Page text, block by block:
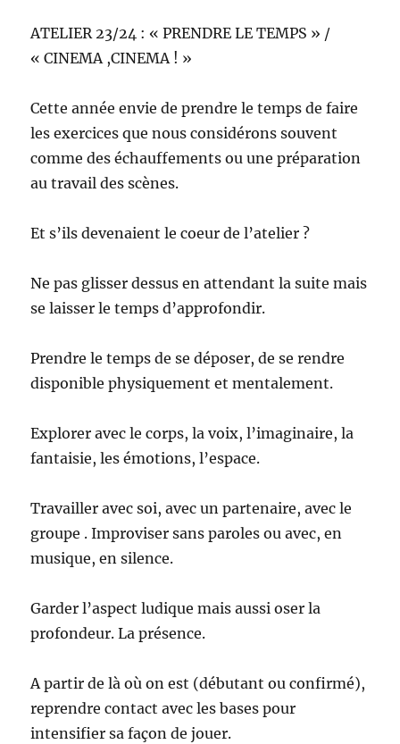
ATELIER 23/24 : « PRENDRE LE TEMPS » /
« CINEMA ,CINEMA ! »
Cette année envie de prendre le temps de faire
les exercices que nous considérons souvent
comme des échauffements ou une préparation
au travail des scènes.
Et s’ils devenaient le coeur de l’atelier ?
Ne pas glisser dessus en attendant la suite mais
se laisser le temps d’approfondir.
Prendre le temps de se déposer, de se rendre
disponible physiquement et mentalement.
Explorer avec le corps, la voix, l’imaginaire, la
fantaisie, les émotions, l’espace.
Travailler avec soi, avec un partenaire, avec le
groupe . Improviser sans paroles ou avec, en
musique, en silence.
Garder l’aspect ludique mais aussi oser la
profondeur. La présence.
A partir de là où on est (débutant ou confirmé),
reprendre contact avec les bases pour
intensifier sa façon de jouer.